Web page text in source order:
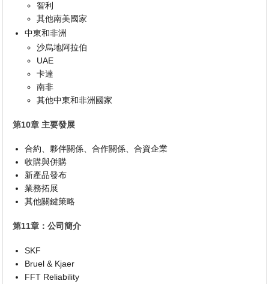
智利
其他南美國家
中東和非洲
沙烏地阿拉伯
UAE
卡達
南非
其他中東和非洲國家
第10章 主要發展
合約、夥伴關係、合作關係、合資企業
收購與併購
新產品發布
業務拓展
其他關鍵策略
第11章：公司簡介
SKF
Bruel & Kjaer
FFT Reliability